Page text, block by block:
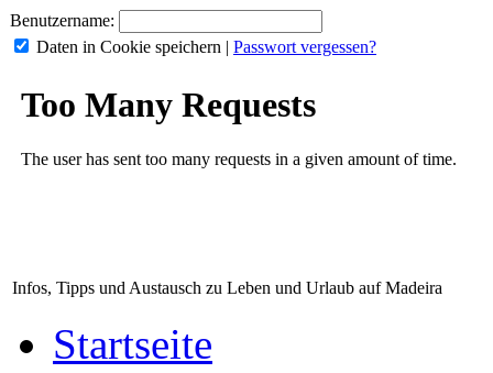
Benutzername:
Daten in Cookie speichern | Passwort vergessen?
Infos, Tipps und Austausch zu Leben und Urlaub auf Madeira
Startseite